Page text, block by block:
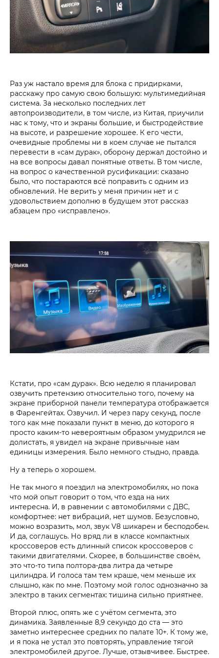
Раз уж настало время для блока с придирками,
расскажу про самую свою большую: мультимедийная
система. За несколько последних лет
автопроизводители, в том числе, из Китая, приучили
нас к тому, что и экраны большие, и быстродействие
на высоте, и разрешение хорошее. К его чести,
очевидные проблемы ни в коем случае не пытался
перевести в «сам дурак», оборону держал достойно и
на все вопросы давал понятные ответы. В том числе,
на вопрос о качественной русификации: сказано
было, что постараются всё поправить с одним из
обновлений. Не верить у меня причин нет и с
удовольствием дополню в будущем этот рассказ
абзацем про «исправлено».
Кстати, про «сам дурак». Всю неделю я планировал
озвучить претензию относительно того, почему на
экране приборной панели температура отображается
в Фаренгейтах. Озвучил. И через пару секунд, после
того как мне показали пункт в меню, до которого я
просто каким-то невероятным образом умудрился не
долистать, я увидел на экране привычные нам
единицы измерения. Было немного стыдно, правда.
Ну а теперь о хорошем.
Не так много я поездил на электромобилях, но пока
что мой опыт говорит о том, что езда на них
интересна. И, в равнении с автомобилями с ДВС,
комфортнее: нет вибраций, нет шумов. Безусловно,
можно возразить, мол, звук V8 шикарен и бесподобен.
И да, соглашусь. Но вряд ли в классе компактных
кроссоверов есть длинный список кроссоверов с
такими двигателями. Скорее, в большинстве своём,
это что-то типа полтора-два литра да четыре
цилиндра. И голоса там тем краше, чем меньше их
слышно, как по мне. Поэтому мой голос однозначно за
электро в таких сегментах: тишина сильно приятнее.
Второй плюс, опять же с учётом сегмента, это
динамика. Заявленные 8,9 секундо до ста — это
заметно интереснее средних по палате 10+. К тому же,
и я пока не устал это повторять, управление тягой
электромобилей другое. Лучше, отзывчивее. Быстрее.